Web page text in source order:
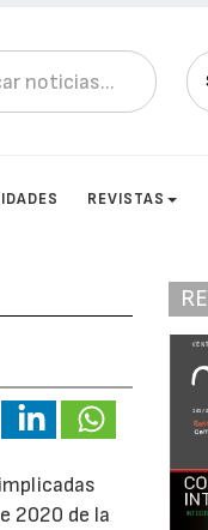
REVISTAS
2020 de la